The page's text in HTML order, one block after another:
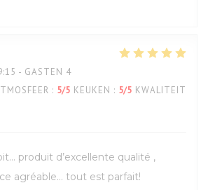
- GASTEN 4
: 5/5 KEUKEN : 5/5 KWALITEIT
produit d’excellente qualité ,
agréable… tout est parfait!